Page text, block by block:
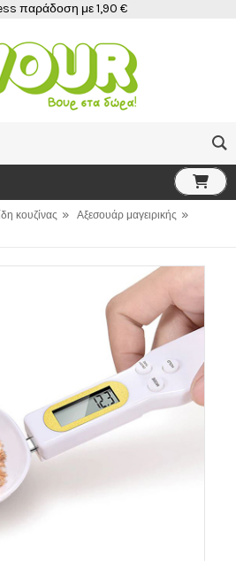
παράδοση με 1,90 €
κουζίνας » Αξεσουάρ μαγειρικής »